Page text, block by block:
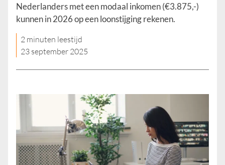
Nederlanders met een modaal inkomen (€3.875,-)
kunnen in 2026 op een loonstijging rekenen.
2 minuten leestijd
23 september 2025